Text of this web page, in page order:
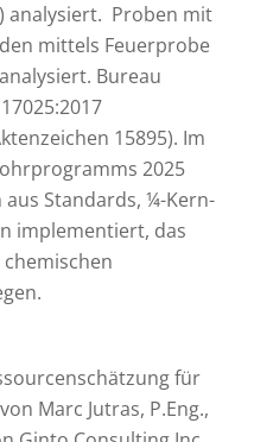
analysiert. Proben mit
mittels Feuerprobe
Bureau
15895). Im
2025
Standards, ¼-Kern-
implementiert, das
für
Marc Jutras, P.Eng.,